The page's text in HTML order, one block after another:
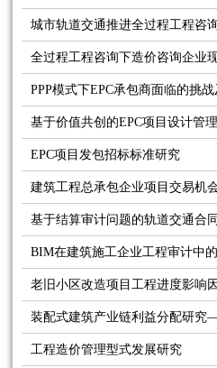
城市轨道交通推进全过程工程咨
全过程工程咨询下造价咨询企业
PPP模式下EPC承包商面临的挑
基于价值共创的EPC项目设计管
EPC项目发包招标标准研究
建筑工程总承包企业项目交易机
基于结算审计问题的轨道交通合
BIM在建筑施工企业工程审计中
老旧小区改造项目工程进度影响
装配式建筑产业链利益分配研究
工程造价管理型式发展研究